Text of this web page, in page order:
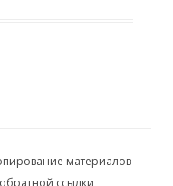
материалов
ссылки